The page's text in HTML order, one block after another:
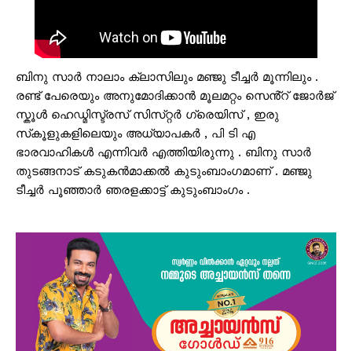
ബിനു സാർ നാലാം ക്ലാസിലും മഞ്ജു ടീച്ചർ മൂന്നിലും .
രണ്ട് പേരെയും അനുമോദിക്കാൻ മൂലമറ്റം സെൻ്റ് ജോർജ്
സ്കൂൾ ഹെഡ്മിസ്ട്രസ് സിസ്‌റ്റർ ഗ്രെയിസ് , ഇരു
സ്‌കൂളുകളിലെയും അധ്യാപകർ , പി ടി എ
ഭാരവാഹികൾ എന്നിവർ എത്തിയിരുന്നു . ബിനു സാർ
തുടങ്ങനാട് കടുകൻമാക്കൽ കുടുംബാംഗമാണ് . മഞ്ജു
ടീച്ചർ പൂഞ്ഞാർ ഞരളക്കാട്ട് കുടുംബാംഗം .